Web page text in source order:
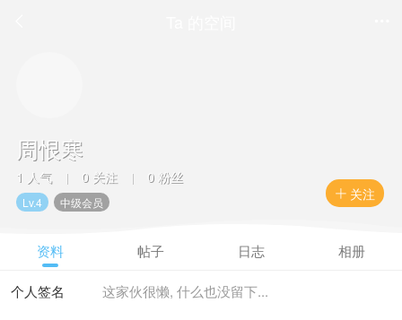
 关注
周恨寒
1 人气 | 0 关注 | 0 粉丝
Lv.4 中级会员
资料 帖子 日志 相册
这家伙很懒, 什么也没留下...
个人签名